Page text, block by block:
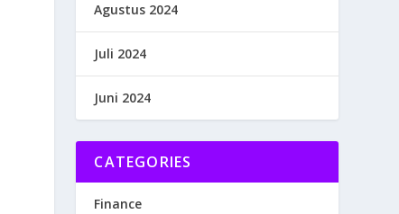
Agustus 2024
Juli 2024
Juni 2024
CATEGORIES
Finance